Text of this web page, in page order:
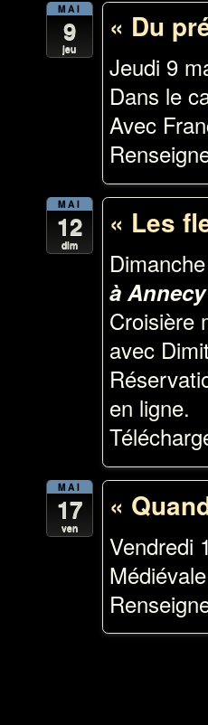
MAI
9
jeu
« Du
Jeudi 9
Dans le
Avec
MAI
12
dim
« Les
à Annecy
Croisière
avec
en ligne.
MAI
17
ven
«
Vendredi